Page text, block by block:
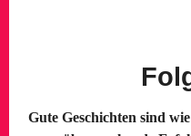
Gute Geschichten sind